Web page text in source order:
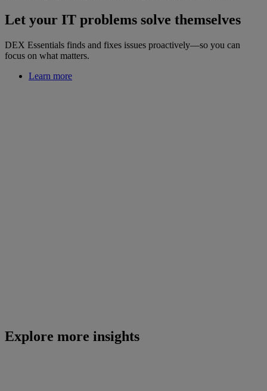
Let your IT problems solve themselves
DEX Essentials finds and fixes issues proactively—so you can
focus on what matters.
Learn more
Explore more insights